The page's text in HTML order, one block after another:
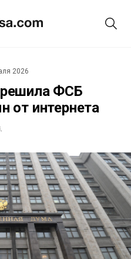
2026
ФСБ
от интернета